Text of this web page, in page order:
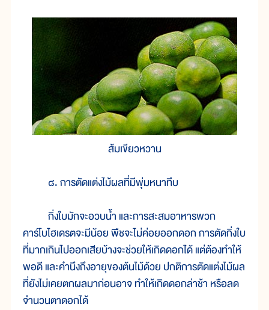
ส้มเขียวหวาน
๘. การตัดแต่งไม้ผลที่มีพุ่มหนาทึบ
กิ่งใบมักจะอวบน้ำ และการสะสมอาหารพวก
คาร์โบไฮเดรตจะมีน้อย พืชจะไม่ค่อยออกดอก การตัดกิ่งใบ
ที่มากเกินไปออกเสียบ้างจะช่วยให้เกิดดอกได้ แต่ต้องทำให้
พอดี และคำนึงถึงอายุของต้นไม้ด้วย ปกติการตัดแต่งไม้ผล
ที่ยังไม่เคยตกผลมาก่อนอาจ ทำให้เกิดดอกล่าช้า หรือลด
จำนวนตาดอกได้